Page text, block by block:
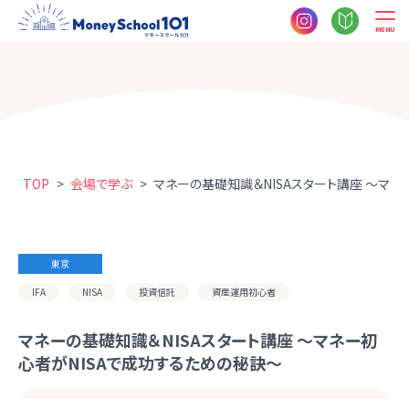
MENU
TOP > 会場で学ぶ > マネーの基礎知識＆NISAスタート講座 ～マ
東京
IFA NISA 投資信託 資産運用初心者
マネーの基礎知識＆NISAスタート講座 ～マネー初
心者がNISAで成功するための秘訣～